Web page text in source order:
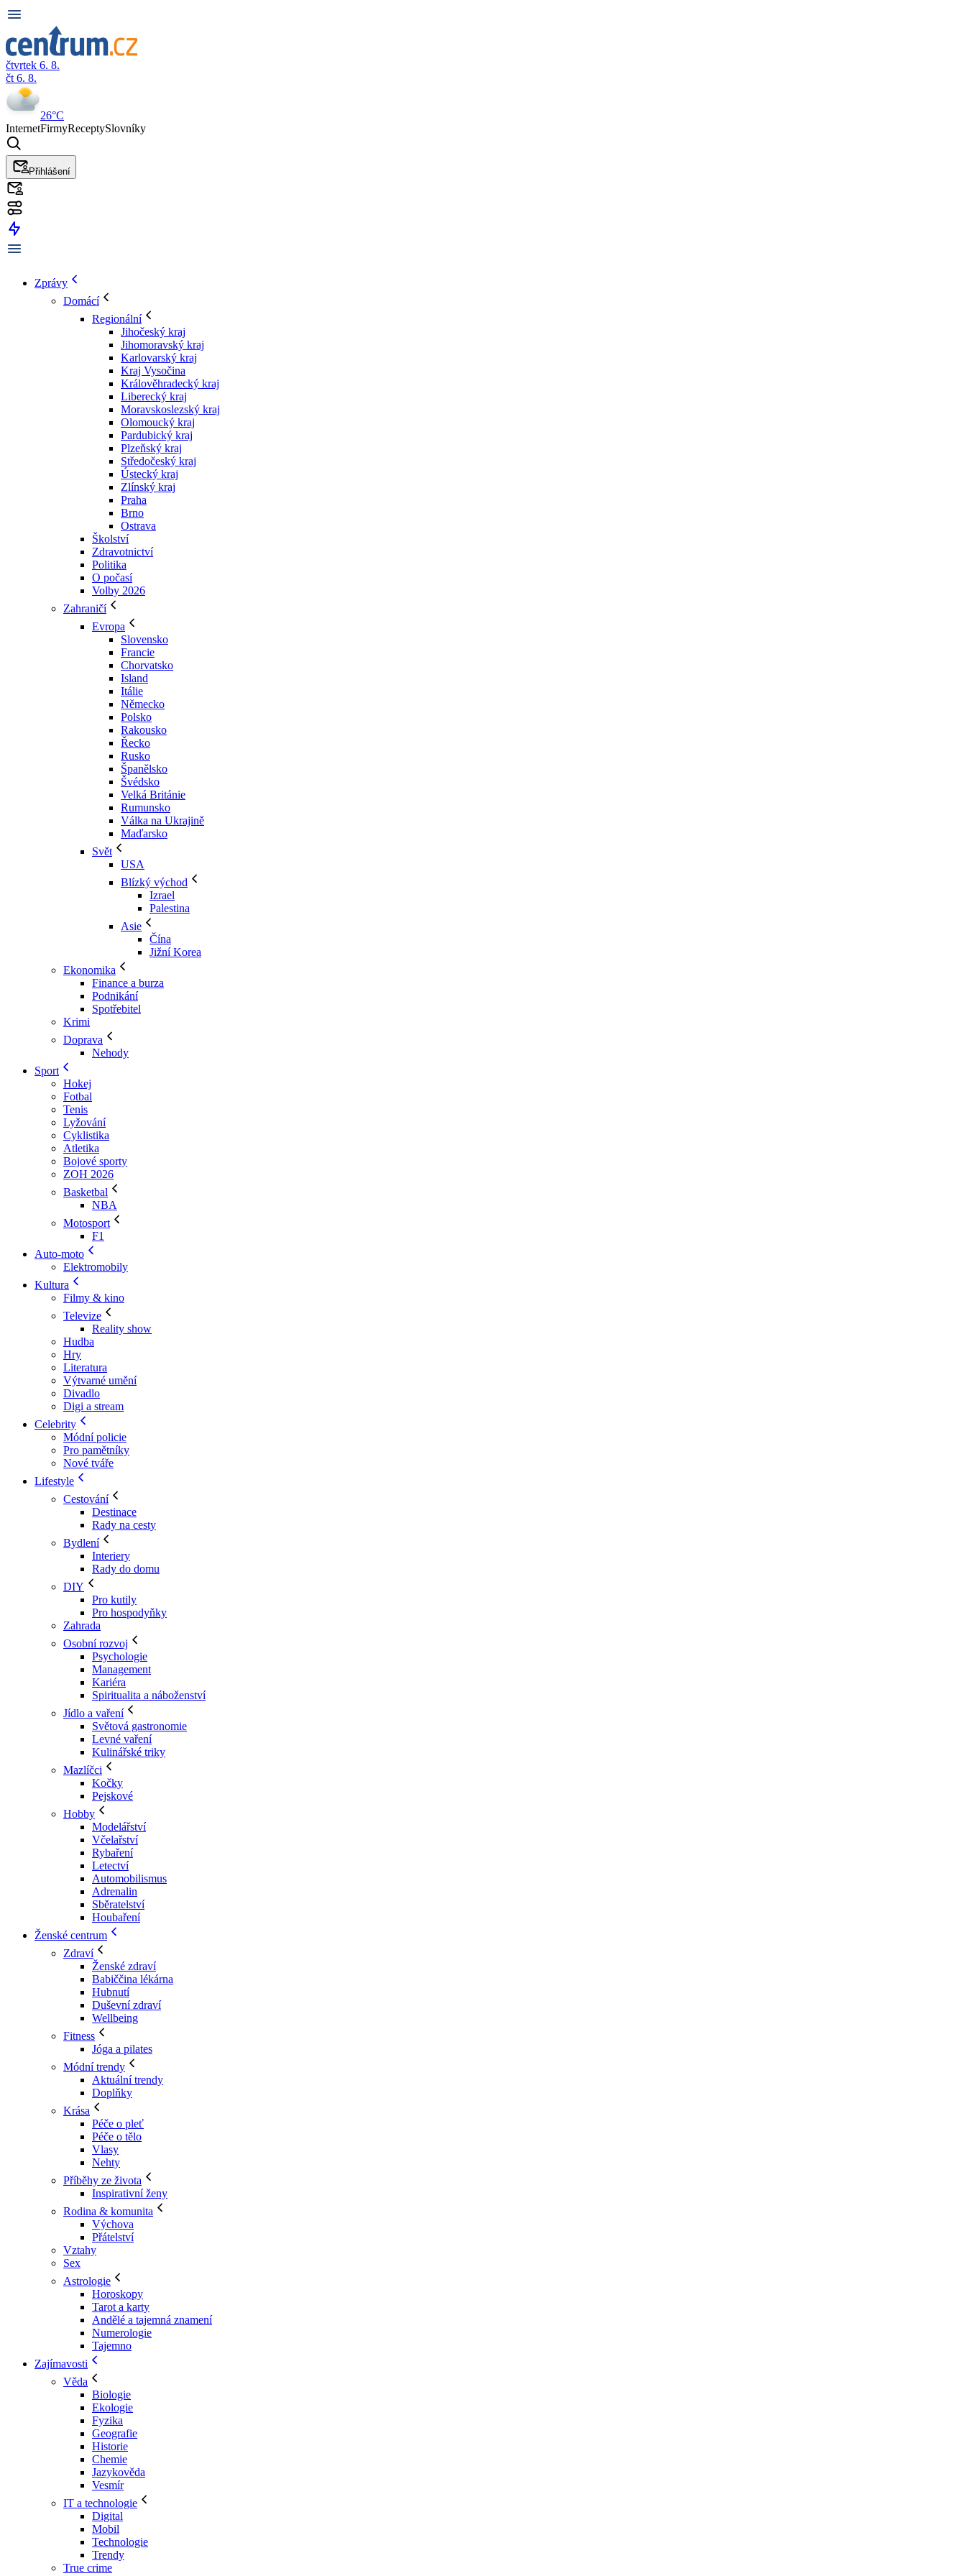
čtvrtek 6. 8.
čt 6. 8.
26°C
InternetFirmyReceptySlovníky
Přihlášení
Zprávy
Domácí
Regionální
Jihočeský kraj
Jihomoravský kraj
Karlovarský kraj
Kraj Vysočina
Králověhradecký kraj
Liberecký kraj
Moravskoslezský kraj
Olomoucký kraj
Pardubický kraj
Plzeňský kraj
Středočeský kraj
Ústecký kraj
Zlínský kraj
Praha
Brno
Ostrava
Školství
Zdravotnictví
Politika
O počasí
Volby 2026
Zahraničí
Evropa
Slovensko
Francie
Chorvatsko
Island
Itálie
Německo
Polsko
Rakousko
Řecko
Rusko
Španělsko
Švédsko
Velká Británie
Rumunsko
Válka na Ukrajině
Maďarsko
Svět
USA
Blízký východ
Izrael
Palestina
Asie
Čína
Jižní Korea
Ekonomika
Finance a burza
Podnikání
Spotřebitel
Krimi
Doprava
Nehody
Sport
Hokej
Fotbal
Tenis
Lyžování
Cyklistika
Atletika
Bojové sporty
ZOH 2026
Basketbal
NBA
Motosport
F1
Auto-moto
Elektromobily
Kultura
Filmy & kino
Televize
Reality show
Hudba
Hry
Literatura
Výtvarné umění
Divadlo
Digi a stream
Celebrity
Módní policie
Pro pamětníky
Nové tváře
Lifestyle
Cestování
Destinace
Rady na cesty
Bydlení
Interiery
Rady do domu
DIY
Pro kutily
Pro hospodyňky
Zahrada
Osobní rozvoj
Psychologie
Management
Kariéra
Spiritualita a náboženství
Jídlo a vaření
Světová gastronomie
Levné vaření
Kulinářské triky
Mazlíčci
Kočky
Pejskové
Hobby
Modelářství
Včelařství
Rybaření
Letectví
Automobilismus
Adrenalin
Sběratelství
Houbaření
Ženské centrum
Zdraví
Ženské zdraví
Babiččina lékárna
Hubnutí
Duševní zdraví
Wellbeing
Fitness
Jóga a pilates
Módní trendy
Aktuální trendy
Doplňky
Krása
Péče o pleť
Péče o tělo
Vlasy
Nehty
Příběhy ze života
Inspirativní ženy
Rodina & komunita
Výchova
Přátelství
Vztahy
Sex
Astrologie
Horoskopy
Tarot a karty
Andělé a tajemná znamení
Numerologie
Tajemno
Zajímavosti
Věda
Biologie
Ekologie
Fyzika
Geografie
Historie
Chemie
Jazykověda
Vesmír
IT a technologie
Digital
Mobil
Technologie
Trendy
True crime